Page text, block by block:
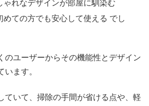
ゃれなデザインが部屋に馴染む
めての方でも安心して使える でし
のユーザーからその機能性とデザイン
います。
ていて、掃除の手間が省ける点や、軽